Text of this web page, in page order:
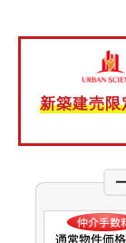
阪急千里線
阪神本線
阪神なんば
北大阪急
能勢電鉄
新築建売